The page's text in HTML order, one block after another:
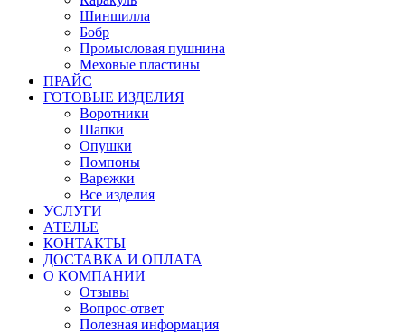
Шиншилла
Бобр
Промысловая пушнина
Меховые пластины
ПРАЙС
ГОТОВЫЕ ИЗДЕЛИЯ
Воротники
Шапки
Опушки
Помпоны
Варежки
Все изделия
УСЛУГИ
АТЕЛЬЕ
КОНТАКТЫ
ДОСТАВКА И ОПЛАТА
О КОМПАНИИ
Отзывы
Вопрос-ответ
Полезная информация